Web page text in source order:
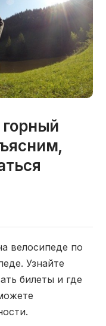
велосипеде по
Узнайте
билеты и где